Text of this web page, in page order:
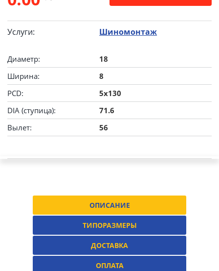
Услуги: Шиномонтаж
Диаметр:
18
Ширина:
8
PCD:
5x130
DIA (ступица):
71.6
Вылет:
56
ОПИСАНИЕ
ТИПОРАЗМЕРЫ
ДОСТАВКА
ОПЛАТА